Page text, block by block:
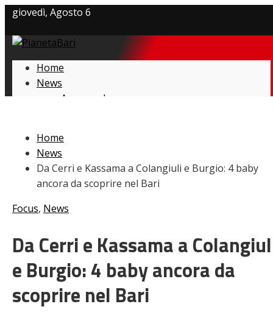
giovedì, Agosto 6
Privacy policy
Cookie Policy
Home
News
Amarcord
Giovanili
Le pagelle
Interviste
Focus
Calciomercato
Video
Home
News
Da Cerri e Kassama a Colangiuli e Burgio: 4 baby
ancora da scoprire nel Bari
Focus, News
Da Cerri e Kassama a
e Burgio: 4 baby ancora da
scoprire nel Bari